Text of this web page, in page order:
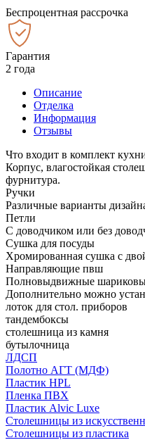
Беспроцентная рассрочка
Гарантия
2 года
Описание
Отделка
Информация
Отзывы
Что входит в комплект
Корпус, влагостойкая
фурнитура.
Ручки
Различные варианты
Петли
С доводчиком или без
Сушка для посуды
Хромированная сушка с
Направляющие пвш
Полновыдвижные
Дополнительно можно
лоток для стол. приборов
тандембоксы
столешница из камня
бутылочница
ЛДСП
Полотно АГТ (МДФ)
Пластик HPL
Пленка ПВХ
Пластик Alvic Luxe
Столешницы из
Столешницы из пластика